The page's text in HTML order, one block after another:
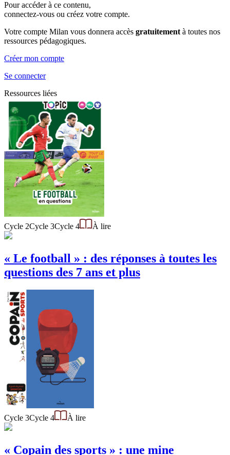
Pour accéder à ce contenu,
connectez-vous ou créez votre compte.
Votre compte Milan vous donnera accès gratuitement à toutes nos
ressources pédagogiques.
Créer mon compte
Se connecter
Ressources liées
Cycle 2Cycle 3Cycle 4 À lire
« Le football » : des réponses à toutes les
questions des 7 ans et plus
Cycle 3Cycle 4 À lire
« Copain des sports » : une mine